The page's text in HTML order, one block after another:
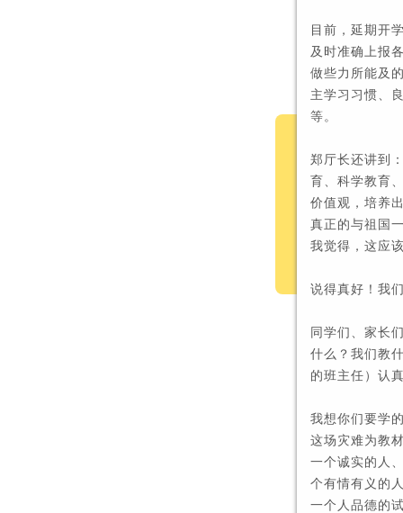
目前，延期开
及时准确上报
做些力所能及
主学习习惯、
等。
郑厅长还讲到
育、科学教育
价值观，培养
真正的与祖国
我觉得，这应
说得真好！ 我
同学们、家长
什么？ 我们教
的班主任）认
我想你们要学
这场灾难为教
一个诚实的人
个有情有义的
一个人品德的